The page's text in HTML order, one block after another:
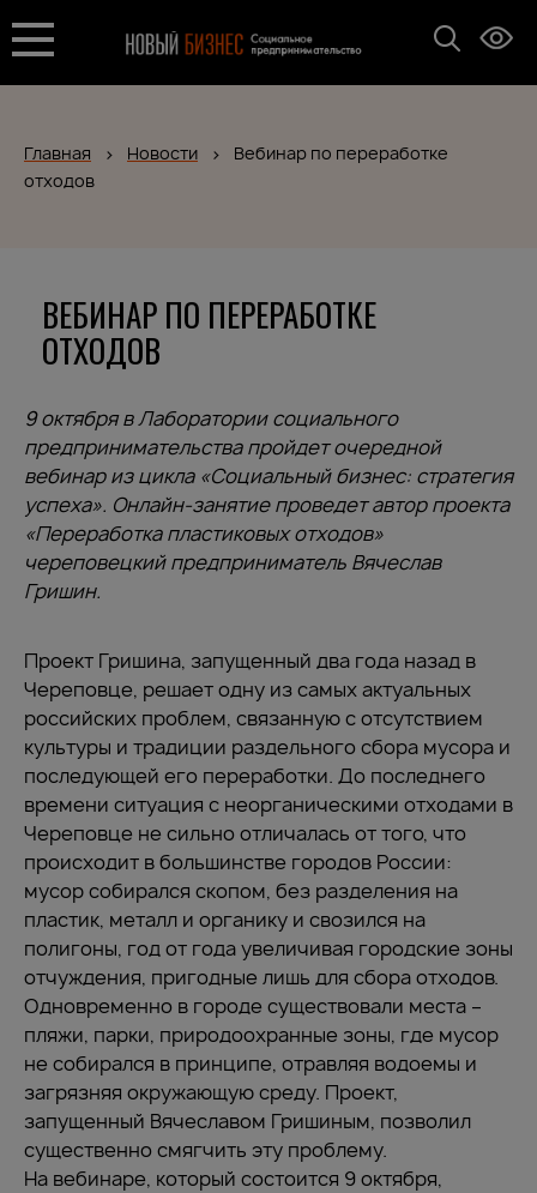
Главная Новости
Вебинар по переработке
отходов
ВЕБИНАР ПО ПЕРЕРАБОТКЕ
ОТХОДОВ
9 октября в Лаборатории социального
предпринимательства пройдет очередной
вебинар из цикла «Социальный бизнес: стратегия
успеха». Онлайн-занятие проведет автор проекта
«Переработка пластиковых отходов»
череповецкий предприниматель Вячеслав
Гришин.
Проект Гришина, запущенный два года назад в
Череповце, решает одну из самых актуальных
российских проблем, связанную с отсутствием
культуры и традиции раздельного сбора мусора и
последующей его переработки. До последнего
времени ситуация с неорганическими отходами в
Череповце не сильно отличалась от того, что
происходит в большинстве городов России:
мусор собирался скопом, без разделения на
пластик, металл и органику и свозился на
полигоны, год от года увеличивая городские зоны
отчуждения, пригодные лишь для сбора отходов.
Одновременно в городе существовали места –
пляжи, парки, природоохранные зоны, где мусор
не собирался в принципе, отравляя водоемы и
загрязняя окружающую среду. Проект,
запущенный Вячеславом Гришиным, позволил
существенно смягчить эту проблему.
На вебинаре, который состоится 9 октября,